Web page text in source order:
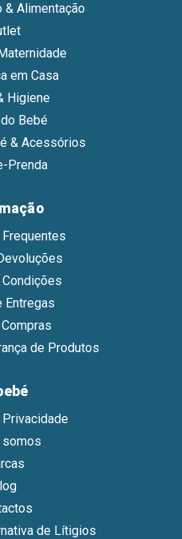
& Alimentação
em Casa
Higiene
Bebé
& Acessórios
Prenda
Entregas
de Produtos
somos
de Lítigios